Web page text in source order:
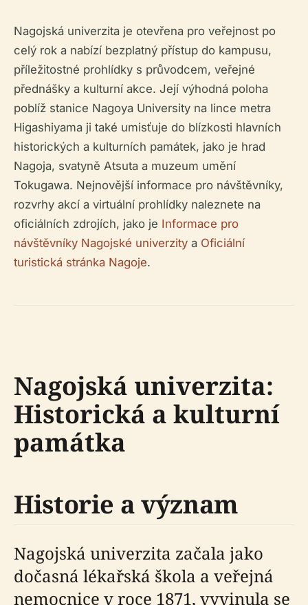
Nagojská univerzita je otevřena pro veřejnost po
celý rok a nabízí bezplatný přístup do kampusu,
příležitostné prohlídky s průvodcem, veřejné
přednášky a kulturní akce. Její výhodná poloha
poblíž stanice Nagoya University na lince metra
Higashiyama ji také umisťuje do blízkosti hlavních
historických a kulturních památek, jako je hrad
Nagoja, svatyně Atsuta a muzeum umění
Tokugawa. Nejnovější informace pro návštěvníky,
rozvrhy akcí a virtuální prohlídky naleznete na
oficiálních zdrojích, jako je Informace pro
návštěvníky Nagojské univerzity a Oficiální
turistická stránka Nagoje.
Nagojská univerzita:
Historická a kulturní
památka
Historie a význam
Nagojská univerzita začala jako
dočasná lékařská škola a veřejná
nemocnice v roce 1871, vyvinula se